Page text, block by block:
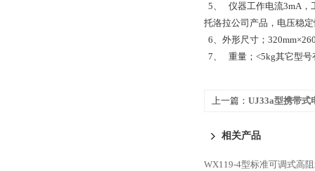
5、 仪器工作电流3mA，
托洛拉公司产品，电压稳
6、外形尺寸；
7、 重量；<5kg其它型号
上一篇： UJ33a型携带式
相关产品
WX119-4型标准可调式高